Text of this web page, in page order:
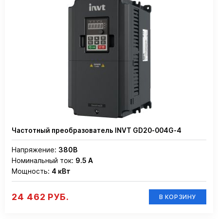
Частотный преобразователь INVT GD20-004G-4
Напряжение: 380В
Номинальный ток: 9.5 А
Мощность: 4 кВт
24 462 РУБ. В КОРЗИНУ